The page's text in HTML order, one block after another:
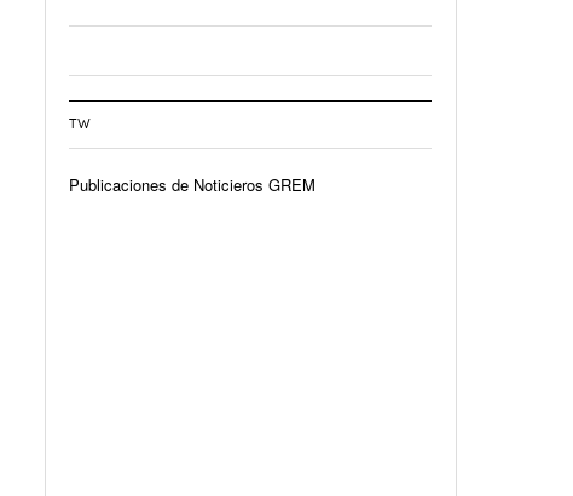
TW
Publicaciones de Noticieros GREM